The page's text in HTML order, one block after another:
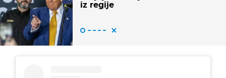
iz regije